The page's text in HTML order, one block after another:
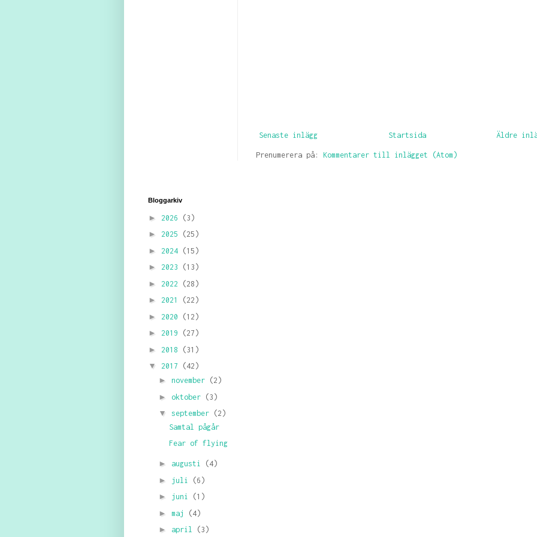
Senaste inlägg Äldre
Startsida
Prenumerera på: Kommentarer till inlägget (Atom)
Bloggarkiv
► 2026 (3)
► 2025 (25)
► 2024 (15)
► 2023 (13)
► 2022 (28)
► 2021 (22)
► 2020 (12)
► 2019 (27)
► 2018 (31)
▼ 2017 (42)
► november (2)
► oktober (3)
▼ september (2)
Samtal pågår
Fear of flying
► augusti (4)
► juli (6)
► juni (1)
► maj (4)
► april (3)